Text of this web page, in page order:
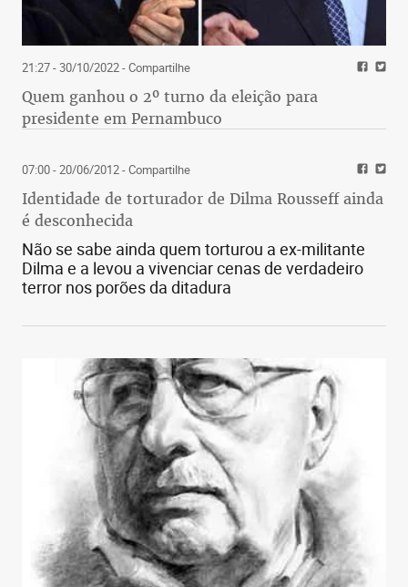
21:27 - 30/10/2022- Compartilhe
Quem ganhou o 2º turno da eleição para
presidente em Pernambuco
07:00 - 20/06/2012- Compartilhe
Identidade de torturador de Dilma Rousseff ainda
é desconhecida
Não se sabe ainda quem torturou a ex-militante
Dilma e a levou a vivenciar cenas de verdadeiro
terror nos porões da ditadura